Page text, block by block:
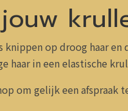
knippen op droog haar
haar in een elastische
om gelijk een afspraak